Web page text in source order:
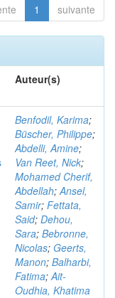
1 suivante
Auteur(s)
Benfodil, Karima;
Büscher, Philippe;
Abdelli, Amine;
Van Reet, Nick;
Mohamed Cherif,
Abdellah;Ansel,
Samir; Fettata,
Said; Dehou,
Sara; Bebronne,
Nicolas; Geerts,
Manon; Balharbi,
Fatima;Ait-
Oudhia, Khatima